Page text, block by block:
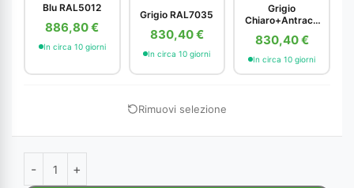
Blu RAL5012
886,80 €
In circa 10 giorni
Grigio RAL7035
830,40 €
In circa 10 giorni
Grigio
Chiaro+Antracit
830,40 €
In circa 10 giorni
Rimuovi selezione